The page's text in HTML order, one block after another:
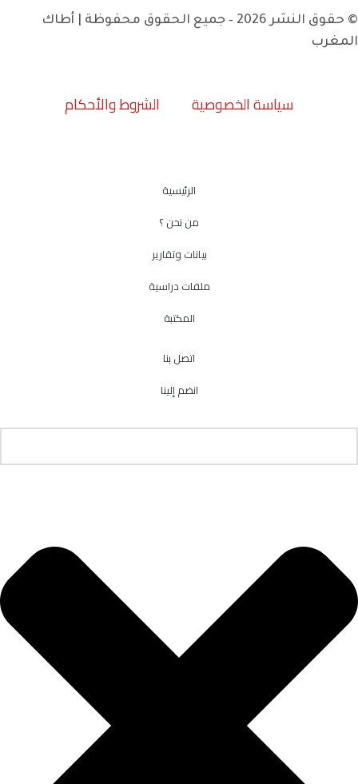
© حقوق النشر 2026 – جميع الحقوق محفوظة | أطاك
المغرب
سياسة الخصوصية الشروط والأحكام
الرئيسية
من نحن ؟
بيانات وتقارير
ملفات دراسية
المكتبة
اتصل بنا
انضم إلينا